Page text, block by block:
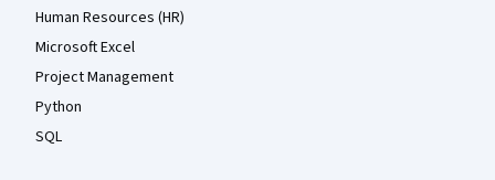
Human Resources (HR)
Microsoft Excel
Project Management
Python
SQL